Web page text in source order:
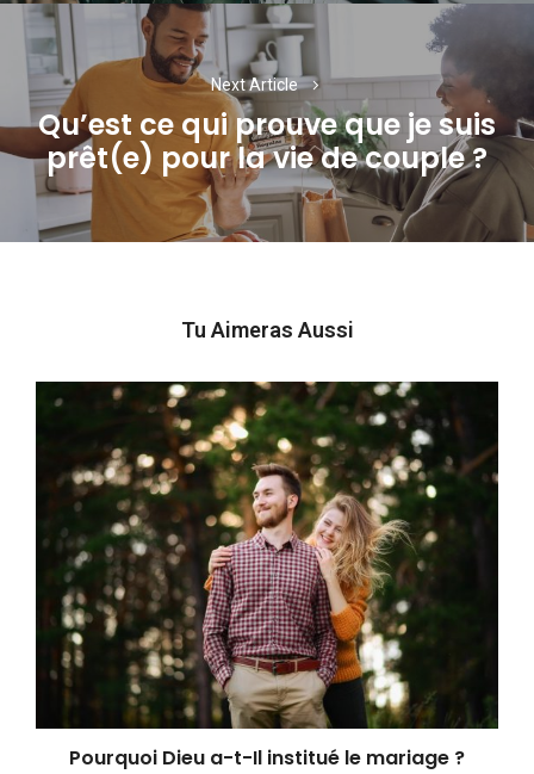
Next Article
Next
post:
Qu’est ce qui prouve que je suis
prêt(e) pour la vie de couple ?
Tu Aimeras Aussi
Pourquoi Dieu a-t-Il institué le mariage ?